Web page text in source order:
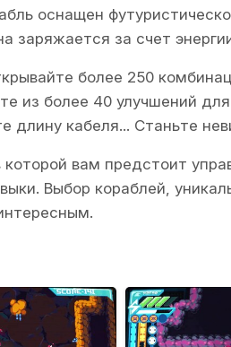
оснащен
заряжается за счет
более 250
из более 40 улучшений
длину кабеля... Станьте
вам предстоит
Выбор кораблей,